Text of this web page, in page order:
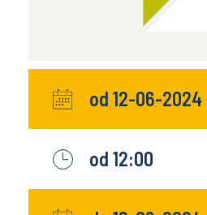
od 12-06-2024
od 12:00